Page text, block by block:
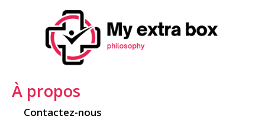
À propos
Contactez-nous